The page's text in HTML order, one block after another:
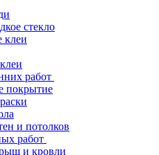
стекло
клеи
работ
покрытие
и потолков
работ
и кровли